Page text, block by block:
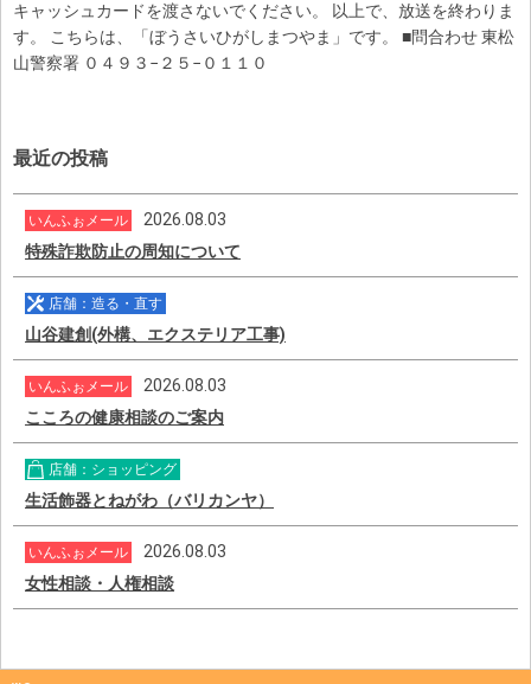
キャッシュカードを渡さないでください。 以上で、放送を終わりま
す。 こちらは、「ぼうさいひがしまつやま」です。 ■問合わせ 東松
山警察署 ０４９３−２５−０１１０
最近の投稿
いんふぉメール
2026.08.03
特殊詐欺防止の周知について
店舗：造る・直す
山谷建創(外構、エクステリア工事)
いんふぉメール
2026.08.03
こころの健康相談のご案内
店舗：ショッピング
生活飾器とねがわ（バリカンヤ）
いんふぉメール
2026.08.03
女性相談・人権相談